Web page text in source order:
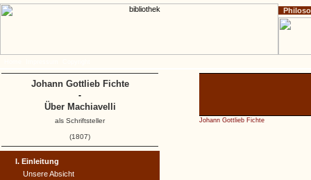
Johann Gottlieb Fichte
I. Einleitung
Unsere Absicht
Johann Gottlieb Fichte
-
Über Machiavelli
als Schriftsteller
(1807)